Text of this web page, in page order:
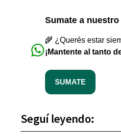
Sumate a
🌾 ¿Querés estar
¡Mantente al tanto
SUMATE
Seguí leyendo: